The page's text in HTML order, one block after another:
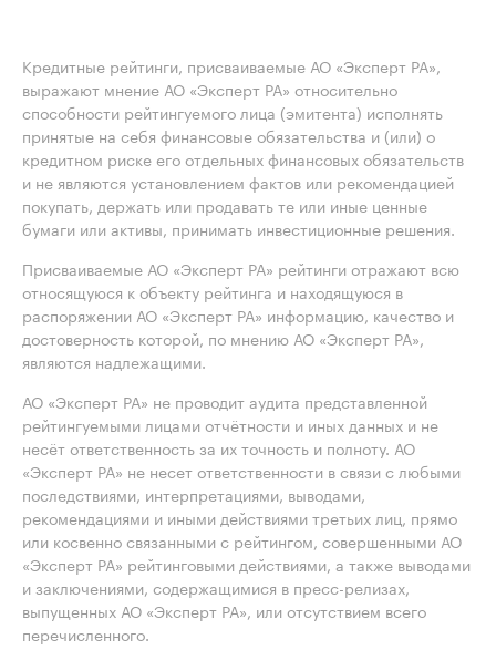
Кредитные рейтинги, присваиваемые АО «Эксперт РА»,
выражают мнение АО «Эксперт РА» относительно
способности рейтингуемого лица (эмитента) исполнять
принятые на себя финансовые обязательства и (или) о
кредитном риске его отдельных финансовых обязательств
и не являются установлением фактов или рекомендацией
покупать, держать или продавать те или иные ценные
бумаги или активы, принимать инвестиционные решения.
Присваиваемые АО «Эксперт РА» рейтинги отражают всю
относящуюся к объекту рейтинга и находящуюся в
распоряжении АО «Эксперт РА» информацию, качество и
достоверность которой, по мнению АО «Эксперт РА»,
являются надлежащими.
АО «Эксперт РА» не проводит аудита представленной
рейтингуемыми лицами отчётности и иных данных и не
несёт ответственность за их точность и полноту. АО
«Эксперт РА» не несет ответственности в связи с любыми
последствиями, интерпретациями, выводами,
рекомендациями и иными действиями третьих лиц, прямо
или косвенно связанными с рейтингом, совершенными АО
«Эксперт РА» рейтинговыми действиями, а также выводами
и заключениями, содержащимися в пресс-релизах,
выпущенных АО «Эксперт РА», или отсутствием всего
перечисленного.